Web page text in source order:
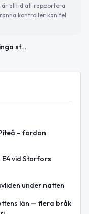
är alltid att rapportera
kontroller kan fel
Kvinna misstänks för ringa stöld i matbutik i Piteå
– fordon
vid Storfors
under natten
län — flera bråk